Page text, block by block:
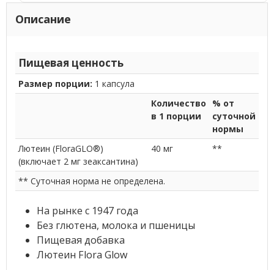
Описание
Пищевая ценность
Размер порции: 1 капсула
Количество
в 1 порции
% от
суточной
нормы
Лютеин (FloraGLO®)
(включает 2 мг зеаксантина)
40 мг **
** Суточная норма не определена.
На рынке с 1947 года
Без глютена, молока и пшеницы
Пищевая добавка
Лютеин Flora Glow